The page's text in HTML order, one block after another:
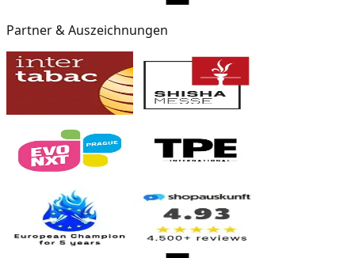
Partner & Auszeichnungen